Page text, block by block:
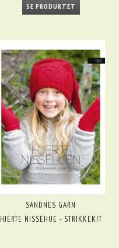
SE PRODUKTET
SANDNES GARN
HJERTE NISSEHUE - STRIKKEKIT